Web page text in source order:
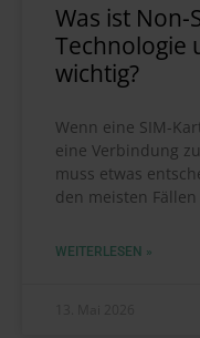
Was ist Non-
Technologie
wichtig?
Wenn eine SIM-
eine Verbindung
muss etwas
den meisten
WEITERLESEN »